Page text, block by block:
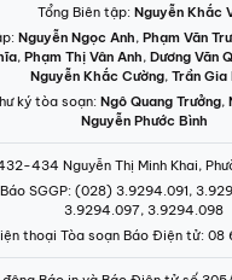
Tổng Biên tập: Nguyễn Khắc
Nguyễn Ngọc Anh, Phạm Văn
, Phạm Thị Vân Anh, Dương Văn
Nguyễn Khắc Cường, Trần Gia
ký tòa soạn: Ngô Quang Trưởng,
Nguyễn Phước Bình
434 Nguyễn Thị Minh Khai,
SGGP: (028) 3.9294.091,
3.9294.097, 3.9294.098
thoại Tòa soạn Báo Điện tử: 08